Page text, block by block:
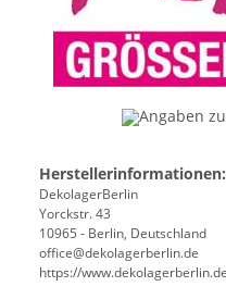
Angaben
Herstellerinformationen:
DekolagerBerlin
Yorckstr. 43
10965 - Berlin, Deutschland
office@dekolagerberlin.de
https://www.dekolagerberlin.de